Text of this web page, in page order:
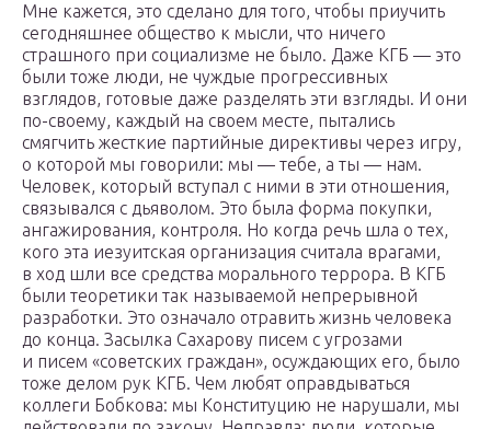
Мне кажется, это сделано для того, чтобы приучить
сегодняшнее общество к мысли, что ничего
страшного при социализме не было. Даже КГБ — это
были тоже люди, не чуждые прогрессивных
взглядов, готовые даже разделять эти взгляды. И они
по-своему, каждый на своем месте, пытались
смягчить жесткие партийные директивы через игру,
о которой мы говорили: мы — тебе, а ты — нам.
Человек, который вступал с ними в эти отношения,
связывался с дьяволом. Это была форма покупки,
ангажирования, контроля. Но когда речь шла о тех,
кого эта иезуитская организация считала врагами,
в ход шли все средства морального террора. В КГБ
были теоретики так называемой непрерывной
разработки. Это означало отравить жизнь человека
до конца. Засылка Сахарову писем с угрозами
и писем «советских граждан», осуждающих его, было
тоже делом рук КГБ. Чем любят оправдываться
коллеги Бобкова: мы Конституцию не нарушали, мы